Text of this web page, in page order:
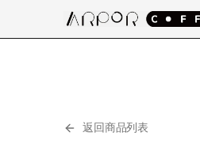
返回商品列表